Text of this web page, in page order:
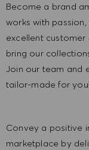
Become a brand
works with
excellent customer
bring our
Join our team and
tailor-made for you!
Convey a positive
marketplace by